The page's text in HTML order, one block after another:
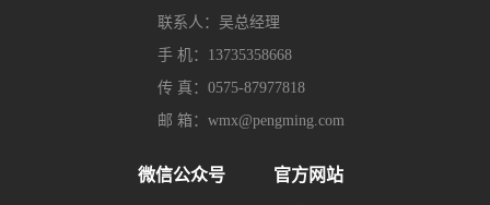
联系人：吴总经理
手 机：13735358668
传 真：0575-87977818
邮 箱：wmx@pengming.com
微信公众号 官方网站